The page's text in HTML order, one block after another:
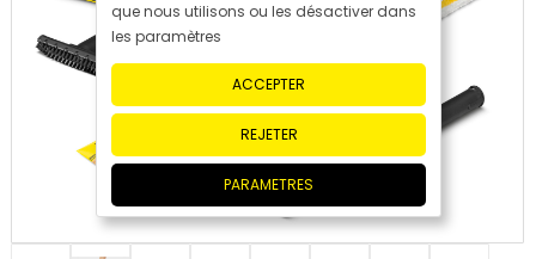
que nous utilisons ou les désactiver dans
les paramètres
ACCEPTER
REJETER
PARAMETRES